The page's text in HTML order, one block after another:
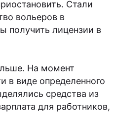
Стали
вольеров в
получить лицензии в
На момент
в виде определенного
средства из
для работников,